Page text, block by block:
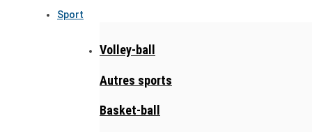
Sport
Volley-ball
Autres sports
Basket-ball